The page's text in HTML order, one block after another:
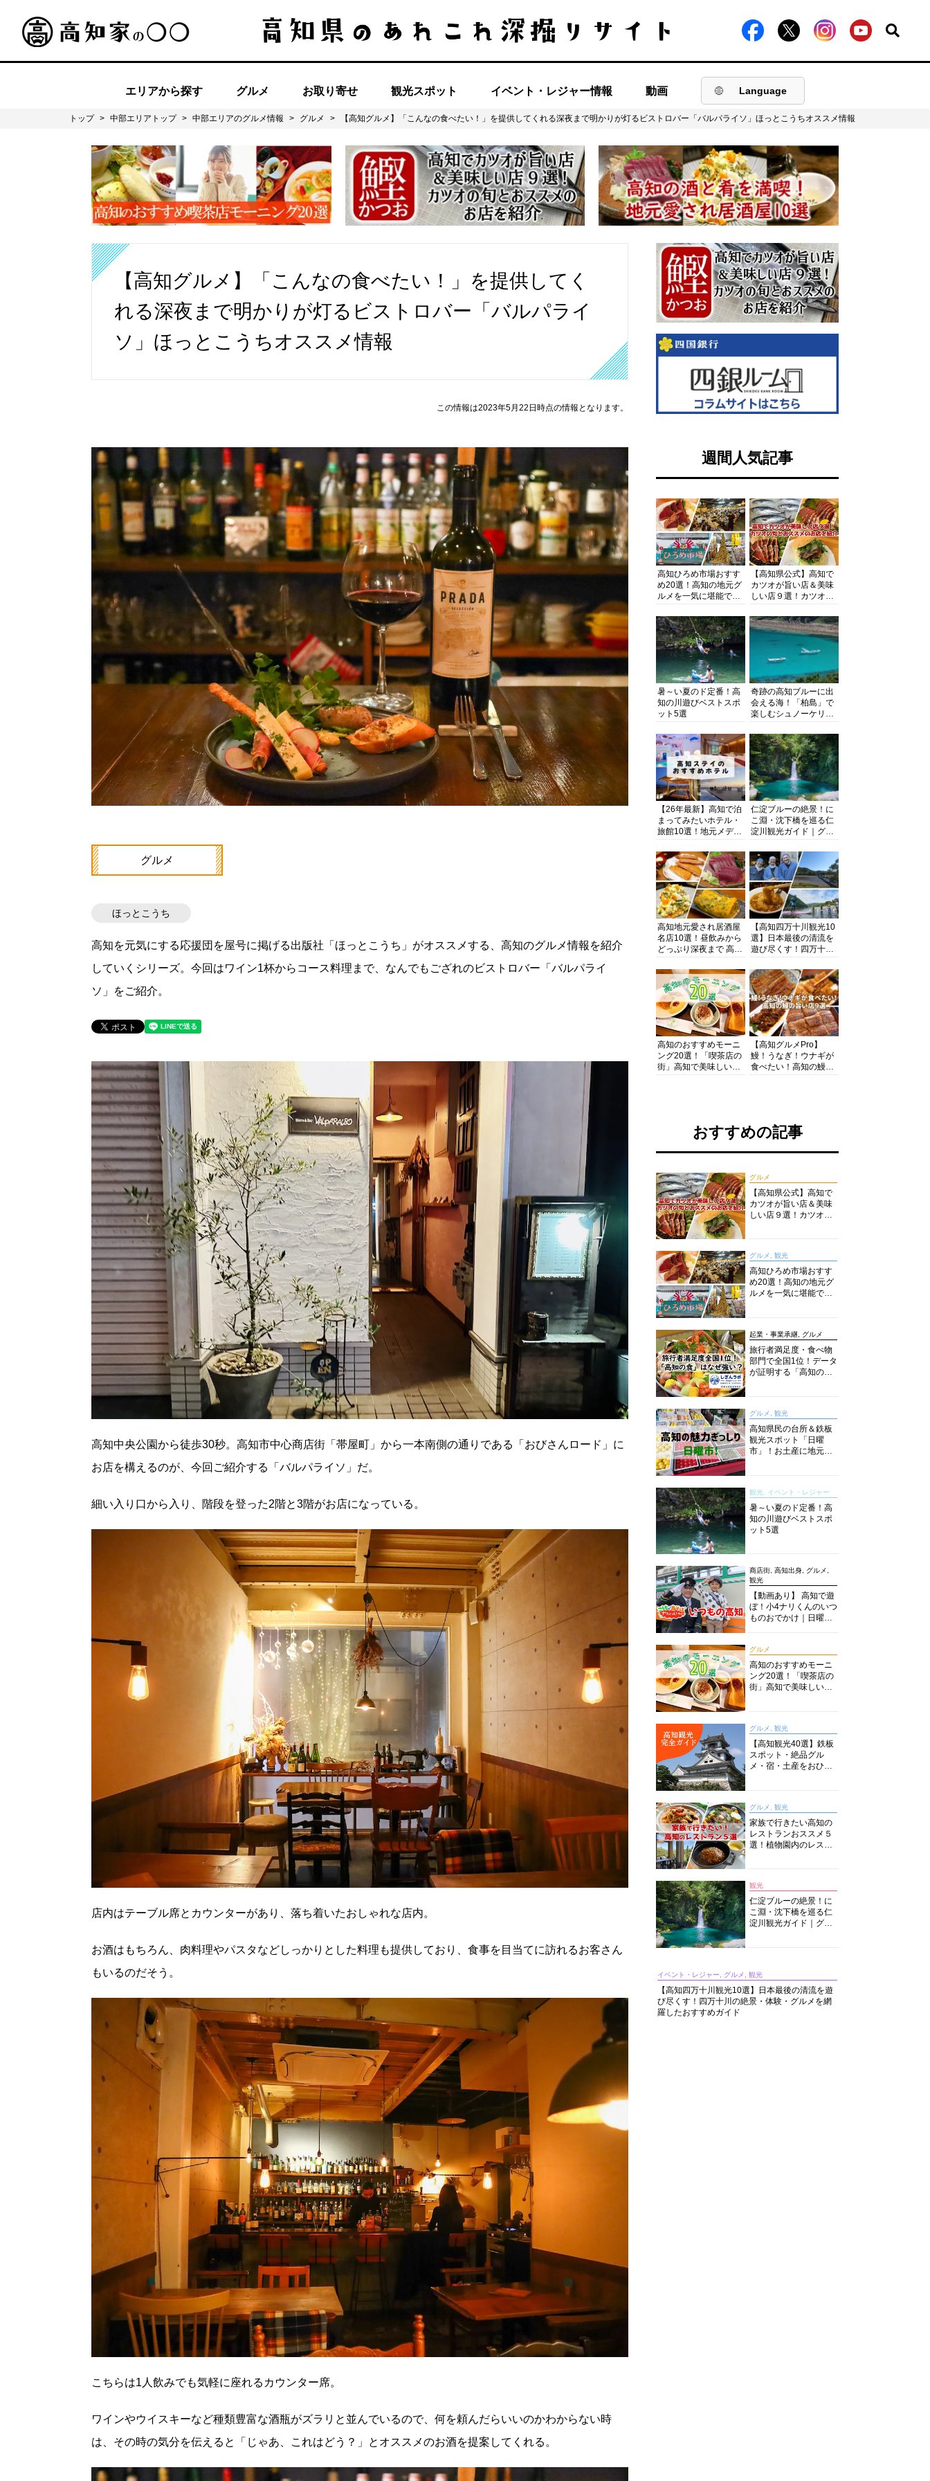
エリアから探す グルメ お取り寄せ 観光スポット イベント・レジャー情報 動画 Language
トップ > 中部エリアトップ > 中部エリアのグルメ情報 > グルメ > 【高知グルメ】「こんなの食べたい！」を提供してくれる深夜まで明かりが灯るビストロバー「バルパライソ」ほっとこうちオススメ情報
【高知グルメ】「こんなの食べたい！」を提供してく
れる深夜まで明かりが灯るビストロバー「バルパライ
ソ」ほっとこうちオススメ情報
この情報は2023年5月22日時点の情報となります。
グルメ
ほっとこうち
高知を元気にする応援団を屋号に掲げる出版社「ほっとこうち」がオススメする、高知のグルメ情報を紹介
していくシリーズ。今回はワイン1杯からコース料理まで、なんでもござれのビストロバー「バルパライ
ソ」をご紹介。
高知中央公園から徒歩30秒。高知市中心商店街「帯屋町」から一本南側の通りである「おびさんロード」に
お店を構えるのが、今回ご紹介する「バルパライソ」だ。
細い入り口から入り、階段を登った2階と3階がお店になっている。
店内はテーブル席とカウンターがあり、落ち着いたおしゃれな店内。
お酒はもちろん、肉料理やパスタなどしっかりとした料理も提供しており、食事を目当てに訪れるお客さん
もいるのだそう。
こちらは1 人飲みでも気軽に座れるカウンター席。
ワインやウイスキーなど種類豊富な酒瓶がズラリと並んでいるので、何を頼んだらいいのかわからない時
は、その時の気分を伝えると「じゃあ、これはどう？」とオススメのお酒を提案してくれる。
週間人気記事
高知ひろめ市場おすす
め20選！高知の地元グ
ルメを一気に堪能でき
底解剖
【高知県公式】高知で
カツオが旨い店＆美味
しい店９選！カツオの
紹介
暑～い夏のド定番！高
知の川遊びベストスポ
ット5選
奇跡の高知ブルーに出
会える海！「柏島」で
楽しむシュノーケリン
浴にキャンプまで透明
度抜群の海の楽園を徹
底紹介
【26年最新】高知で泊
まってみたいホテル・
旅館10選！地元メディ
厳選
仁淀ブルーの絶景！に
こ淵・沈下橋を巡る仁
淀川観光ガイド｜グル
まで完全網羅！
高知地元愛され居酒屋
名店10選！昼飲みから
どっぷり深夜まで 高知
知グルメPro】
【高知四万十川観光10
選】日本最後の清流を
遊び尽くす！四万十川
を網羅したおすすめガ
イド
高知のおすすめモーニ
ング20選！「喫茶店の
街」高知で美味しい喫
【高知グルメPro】
鰻！うなぎ！ウナギが
食べたい！高知の鰻の
おすすめの記事
グルメ
【高知県公式】高知で
カツオが旨い店＆美味
しい店９選！カツオの
グルメ, 観光
高知ひろめ市場おすす
め20選！高知の地元グ
ルメを一気に堪能でき
起業・事業承継, グルメ
旅行者満足度・食べ物
部門で全国1位！データ
が証明する「高知の
グルメ, 観光
高知県民の台所＆鉄板
観光スポット「日曜
市」！お土産に地元野
説！
観光, イベント・レジャー
暑～い夏のド定番！高
知の川遊びベストスポ
ット5選
商店街, 高知出身, グルメ,
観光
【動画あり】 高知で遊
ぼ！小4ナリくんのいつ
ものおでかけ｜日曜市
グルメ
高知のおすすめモーニ
ング20選！「喫茶店の
街」高知で美味しい喫
グルメ, 観光
【高知観光40選】鉄板
スポット・絶品グル
メ・宿・土産をおひと
グルメ, 観光
家族で行きたい高知の
レストランおススメ５
選！植物園内のレスト
観光
仁淀ブルーの絶景！に
こ淵・沈下橋を巡る仁
淀川観光ガイド｜グル
イベント・レジャー, グルメ, 観光
【高知四万十川観光10選】日本最後の清流を遊
び尽くす！四万十川の絶景・体験・グルメを網
羅したおすすめガイド